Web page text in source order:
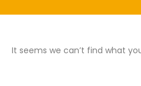
It seems we can’t find what